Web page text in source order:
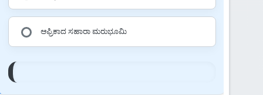
ಆಫ್ರಿಕಾದ ಸಹಾರಾ ಮರುಭೂಮಿ